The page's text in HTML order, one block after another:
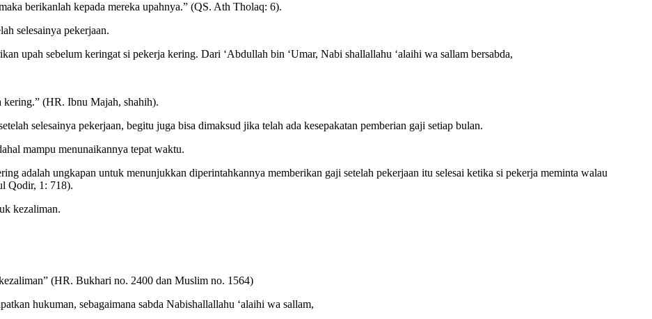
berikanlah kepada mereka upahnya.” (QS. Ath Tholaq: 6).
selesainya pekerjaan.
upah sebelum keringat si pekerja kering. Dari ‘Abdullah bin ‘Umar, Nabi shallallahu ‘alaihi wa sallam bersabda,
kering.” (HR. Ibnu Majah, shahih).
selesainya pekerjaan, begitu juga bisa dimaksud jika telah ada kesepakatan pemberian gaji setiap bulan.
mampu menunaikannya tepat waktu.
adalah ungkapan untuk menunjukkan diperintahkannya memberikan gaji setelah pekerjaan itu selesai ketika si pekerja meminta walau
Qodir, 1: 718).
kezaliman.
(HR. Bukhari no. 2400 dan Muslim no. 1564)
hukuman, sebagaimana sabda Nabishallallahu ‘alaihi wa sallam,